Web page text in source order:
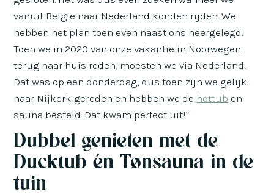
vanuit België naar Nederland konden rijden. We
hebben het plan toen even naast ons neergelegd.
Toen we in 2020 van onze vakantie in Noorwegen
terug naar huis reden, moesten we via Nederland.
Dat was op een donderdag, dus toen zijn we gelijk
naar Nijkerk gereden en hebben we de hottub en
sauna besteld. Dat kwam perfect uit!”
Dubbel genieten met de
Ducktub én Tønsauna in de
tuin